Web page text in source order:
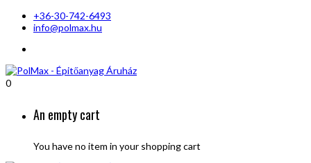
+36-30-742-6493
info@polmax.hu
0
An empty cart
You have no item in your shopping cart